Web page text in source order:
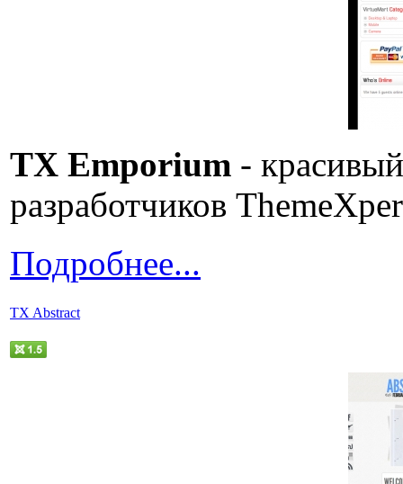
TX Emporium -
разработчиков
Подробнее...
TX Abstract